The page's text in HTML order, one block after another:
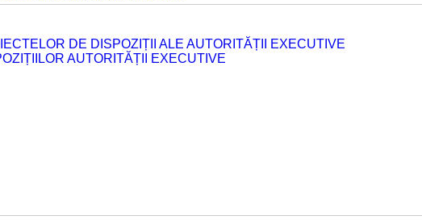
DE DISPOZIȚII ALE AUTORITĂȚII EXECUTIVE
AUTORITĂȚII EXECUTIVE